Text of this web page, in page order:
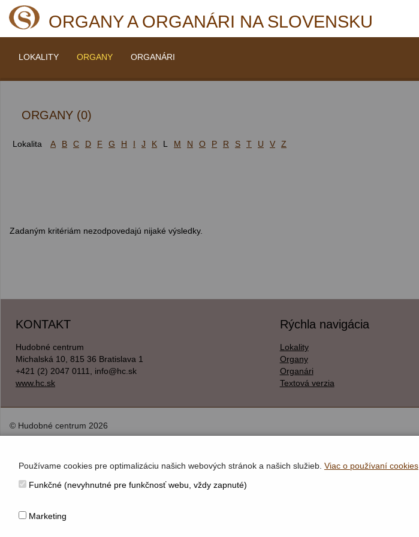
ORGANY A ORGANÁRI NA SLOVENSKU
LOKALITY ORGANY ORGANÁRI
ORGANY (0)
Lokalita A B C D F G H I J K L M N O P R S T U V Z
Zadaným kritériám nezodpovedajú nijaké výsledky.
KONTAKT
Hudobné centrum
Michalská 10, 815 36 Bratislava 1
+421 (2) 2047 0111, info@hc.sk
www.hc.sk
Rýchla navigácia
Lokality
Organy
Organári
Textová verzia
© Hudobné centrum 2026
Používame cookies pre optimalizáciu našich webových stránok a našich služieb. Viac o používaní cookies
Funkčné (nevyhnutné pre funkčnosť webu, vždy zapnuté)
Marketing